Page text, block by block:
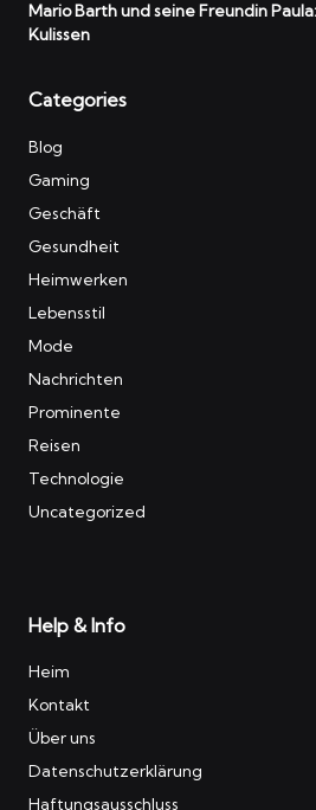
Mario Barth und seine Freundin
Kulissen
Categories
Blog
Gaming
Geschäft
Gesundheit
Heimwerken
Lebensstil
Mode
Nachrichten
Prominente
Reisen
Technologie
Uncategorized
Help & Info
Heim
Kontakt
Über uns
Datenschutzerklärung
Haftungsausschluss